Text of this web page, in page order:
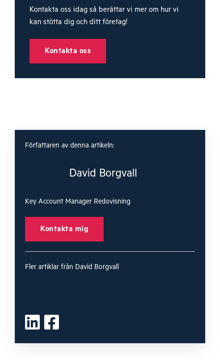
Kontakta oss idag så berättar vi mer om hur vi
kan stötta dig och ditt företag!
Kontakta oss
Författaren av denna artikeln:
David Borgvall
Key Account Manager Redovisning
Kontakta mig
Fler artiklar från David Borgvall